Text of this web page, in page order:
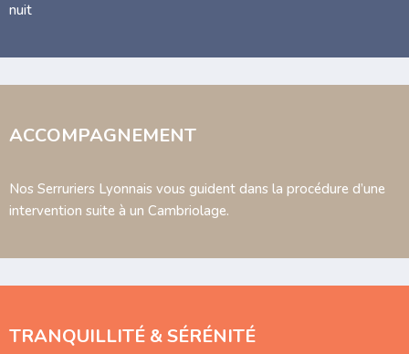
nuit
ACCOMPAGNEMENT
Nos Serruriers Lyonnais vous guident dans la procédure d’une
intervention suite à un Cambriolage.
TRANQUILLITÉ & SÉRÉNITÉ